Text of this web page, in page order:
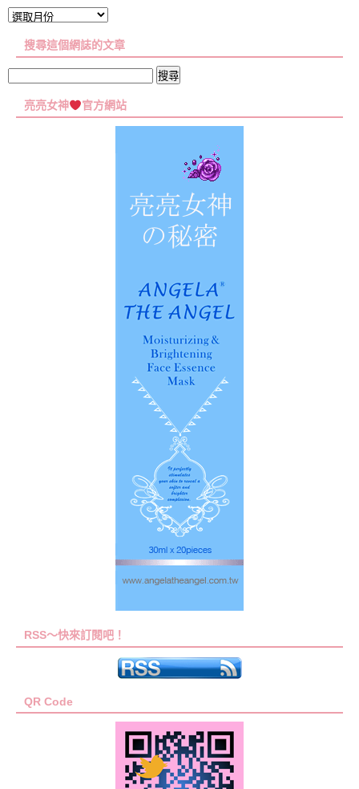
文
彙
搜尋這個網誌的文章
關
亮亮女神 官方網站
RSS～快來訂閱吧！
QR Code